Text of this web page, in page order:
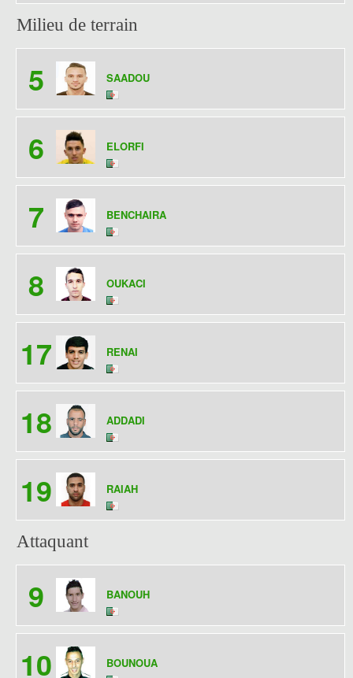
Milieu de terrain
5 SAADOU
6 ELORFI
7 BENCHAIRA
8 OUKACI
17 RENAI
18 ADDADI
19 RAIAH
Attaquant
9 BANOUH
10 BOUNOUA